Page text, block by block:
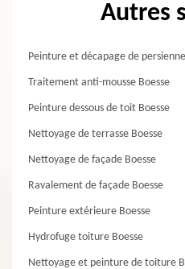
Autres
Peinture et décapage de
Traitement anti-mousse Boesse
Peinture dessous de toit Boesse
Nettoyage de terrasse Boesse
Nettoyage de façade Boesse
Ravalement de façade Boesse
Peinture extérieure Boesse
Hydrofuge toiture Boesse
Nettoyage et peinture de toiture